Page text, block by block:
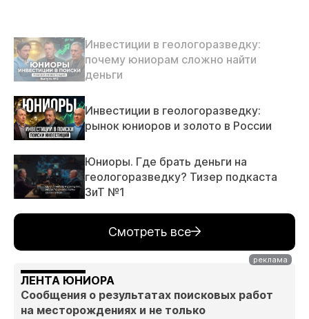
Инвестиции в геологоразведку:
почему юниорам сложно найти
деньги
Инвестиции в геологоразведку:
рынок юниоров и золото в России
Юниоры. Где брать деньги на
геологоразведку? Тизер подкаста
ЗиТ №1
Смотреть все
ЛЕНТА ЮНИОРА
Сообщения о результатах поисковых работ
на месторождениях и не только